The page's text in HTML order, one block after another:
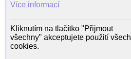
Více informací
Kliknutím na tlačítko "Přijmout
všechny" akceptujete použití všech
cookies.